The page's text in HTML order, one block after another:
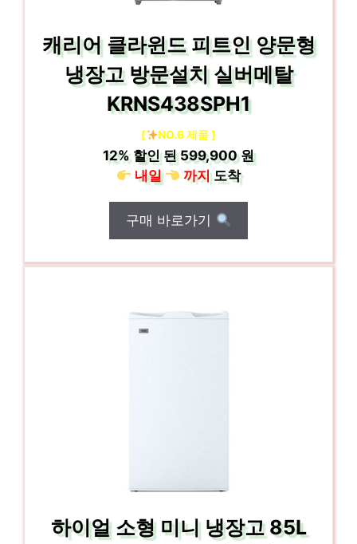
캐리어 클라윈드 피트인 양문형
냉장고 방문설치 실버메탈
KRNS438SPH1
[ NO.6 제품 ]
12%할인 된599,900 원
내일
까지도착
구매 바로가기
하이얼 소형 미니 냉장고 85L